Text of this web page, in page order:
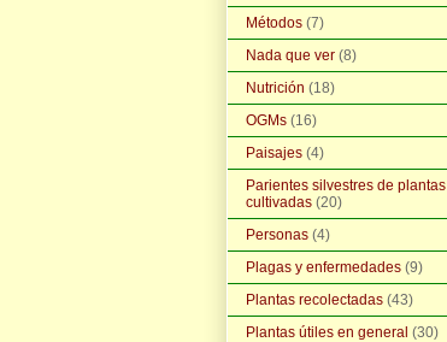
Métodos (7)
Nada que ver (8)
Nutrición (18)
OGMs (16)
Paisajes (4)
Parientes silvestres de plantas
cultivadas (20)
Personas (4)
Plagas y enfermedades (9)
Plantas recolectadas (43)
Plantas útiles en general (30)